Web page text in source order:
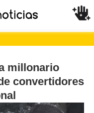
millonario
convertidores